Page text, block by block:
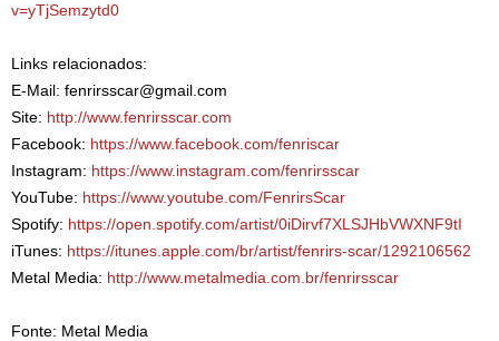
v=yTjSemzytd0
Links relacionados:
E-Mail: fenrirsscar@gmail.com
Site: http://www.fenrirsscar.com
Facebook: https://www.facebook.com/fenriscar
Instagram: https://www.instagram.com/fenrirsscar
YouTube: https://www.youtube.com/FenrirsScar
Spotify: https://open.spotify.com/artist/0iDirvf7XLSJHbVWXNF9tI
iTunes: https://itunes.apple.com/br/artist/fenrirs-scar/1292106562
Metal Media: http://www.metalmedia.com.br/fenrirsscar
Fonte: Metal Media